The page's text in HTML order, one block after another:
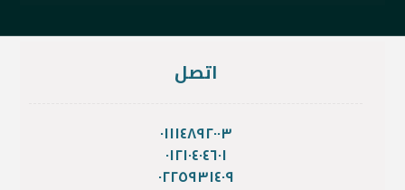
اتصل
٠١١١٤٨٩٢٠٠٣
٠١٢١٠٤٠٤٦٠١
٠٢٢٥٩٣١٤٠٩